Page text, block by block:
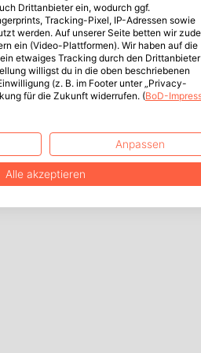
Drittanbieter ein, wodurch ggf.
Tracking-Pixel, IP-Adressen sowie
werden. Auf unserer Seite betten wir
ein (Video-Plattformen). Wir haben auf die
etwaiges Tracking durch den Drittanbieter
willigst du in die oben beschriebenen
(z. B. im Footer unter „Privacy-
für die Zukunft widerrufen. (BoD-
Anpassen
Alle akzeptieren